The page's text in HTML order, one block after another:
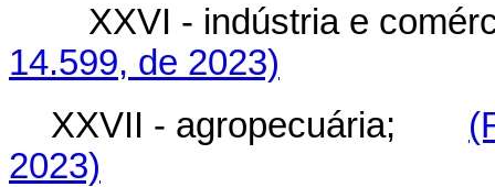
XXVI - indústria e
14.599, de 2023)
XXVII - agropecuária;
2023)